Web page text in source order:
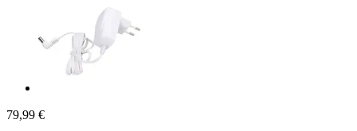
79,99 €